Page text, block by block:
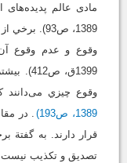
مادی عالم
1389، ص93).
وقوع و عدم وقوع
1399ق،
وقوع چيزي می‌دانند
1389، ص193)
. در
قرار دارند. به گفتة